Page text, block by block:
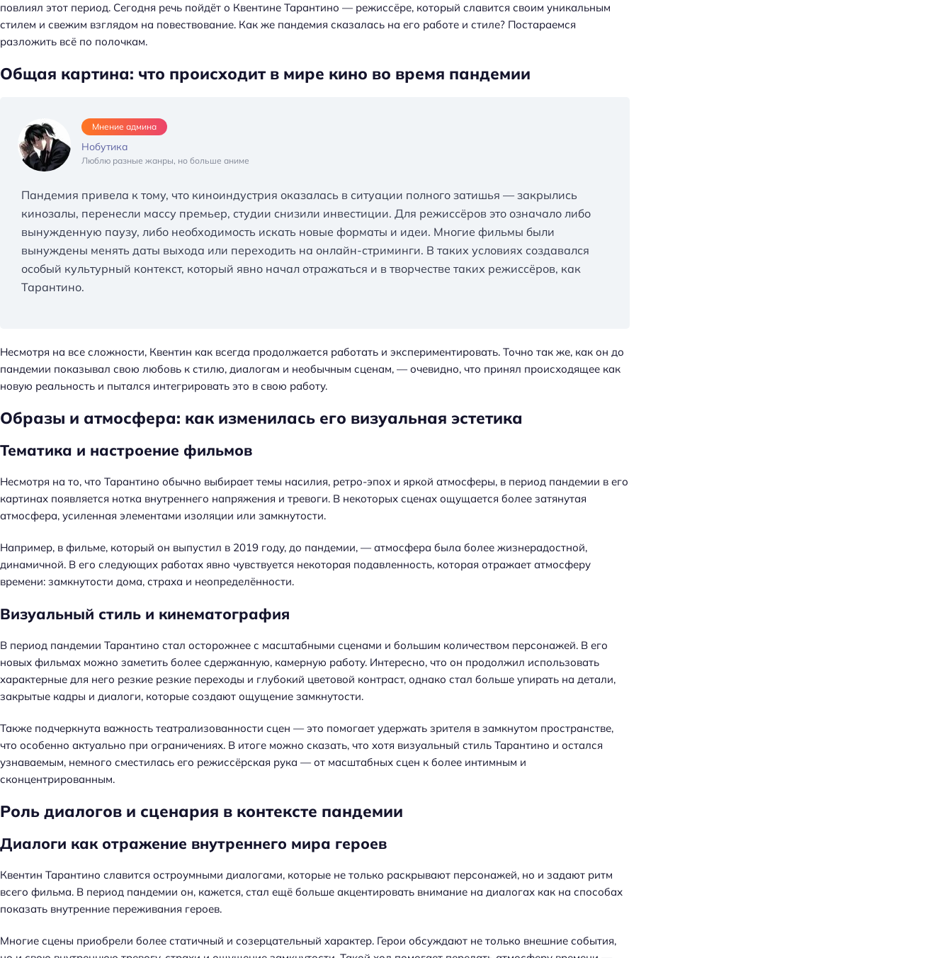
повлиял этот период. Сегодня речь пойдёт о Квентине Тарантино — режиссёре, который славится своим уникальным
стилем и свежим взглядом на повествование. Как же пандемия сказалась на его работе и стиле? Постараемся
разложить всё по полочкам.
Общая картина: что происходит в мире кино во время пандемии
Мнение админа
Нобутика
Люблю разные жанры, но больше аниме
Пандемия привела к тому, что киноиндустрия оказалась в ситуации полного затишья — закрылись
кинозалы, перенесли массу премьер, студии снизили инвестиции. Для режиссёров это означало либо
вынужденную паузу, либо необходимость искать новые форматы и идеи. Многие фильмы были
вынуждены менять даты выхода или переходить на онлайн-стриминги. В таких условиях создавался
особый культурный контекст, который явно начал отражаться и в творчестве таких режиссёров, как
Тарантино.
Несмотря на все сложности, Квентин как всегда продолжается работать и экспериментировать. Точно так же, как он до
пандемии показывал свою любовь к стилю, диалогам и необычным сценам, — очевидно, что принял происходящее как
новую реальность и пытался интегрировать это в свою работу.
Образы и атмосфера: как изменилась его визуальная эстетика
Тематика и настроение фильмов
Несмотря на то, что Тарантино обычно выбирает темы насилия, ретро-эпох и яркой атмосферы, в период пандемии в его
картинах появляется нотка внутреннего напряжения и тревоги. В некоторых сценах ощущается более затянутая
атмосфера, усиленная элементами изоляции или замкнутости.
Например, в фильме, который он выпустил в 2019 году, до пандемии, — атмосфера была более жизнерадостной,
динамичной. В его следующих работах явно чувствуется некоторая подавленность, которая отражает атмосферу
времени: замкнутости дома, страха и неопределённости.
Визуальный стиль и кинематография
В период пандемии Тарантино стал осторожнее с масштабными сценами и большим количеством персонажей. В его
новых фильмах можно заметить более сдержанную, камерную работу. Интересно, что он продолжил использовать
характерные для него резкие резкие переходы и глубокий цветовой контраст, однако стал больше упирать на детали,
закрытые кадры и диалоги, которые создают ощущение замкнутости.
Также подчеркнута важность театрализованности сцен — это помогает удержать зрителя в замкнутом пространстве,
что особенно актуально при ограничениях. В итоге можно сказать, что хотя визуальный стиль Тарантино и остался
узнаваемым, немного сместилась его режиссёрская рука — от масштабных сцен к более интимным и
сконцентрированным.
Роль диалогов и сценария в контексте пандемии
Диалоги как отражение внутреннего мира героев
Квентин Тарантино славится остроумными диалогами, которые не только раскрывают персонажей, но и задают ритм
всего фильма. В период пандемии он, кажется, стал ещё больше акцентировать внимание на диалогах как на способах
показать внутренние переживания героев.
Многие сцены приобрели более статичный и созерцательный характер. Герои обсуждают не только внешние события,